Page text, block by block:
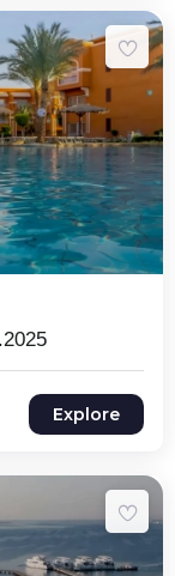
Explore